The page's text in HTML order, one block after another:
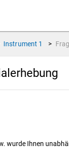
Instrument 1 >
wurde Ihnen